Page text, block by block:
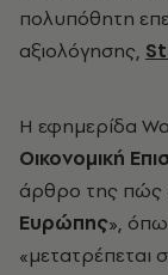
πολυπόθητη
αξιολόγησης,
Η εφημερίδα
Οικονομική
άρθρο της πώς
Ευρώπης»,
«μετατρέπεται